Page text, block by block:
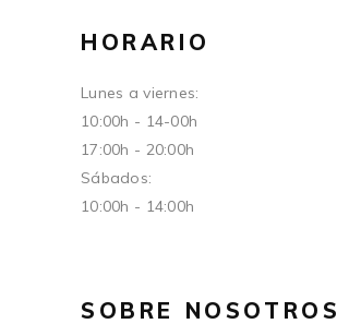
HORARIO
Lunes a viernes:
10:00h - 14-00h
17:00h - 20:00h
Sábados:
10:00h - 14:00h
SOBRE NOSOTROS